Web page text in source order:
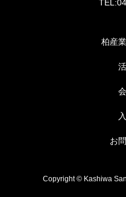
柏産
お
Copyright © Kashiwa